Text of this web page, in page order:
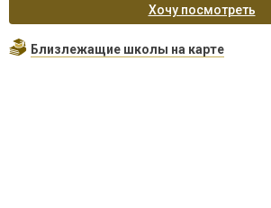
Хочу посмотреть
Близлежащие школы на карте